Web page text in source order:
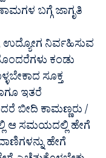
ಬಗ್ಗೆ ಜಾಗೃತಿ
ಉದ್ಯೋಗ ನಿರ್ವಹಿಸುವ
ಕಂಡು
ಸೂಕ್ತ
ಇತರೆ
ಬೀದಿ ಕಾಮಣ್ಣರು /
ಆ ಸಮಯದಲ್ಲಿ ಹೇಗೆ
ಹೇಗೆ